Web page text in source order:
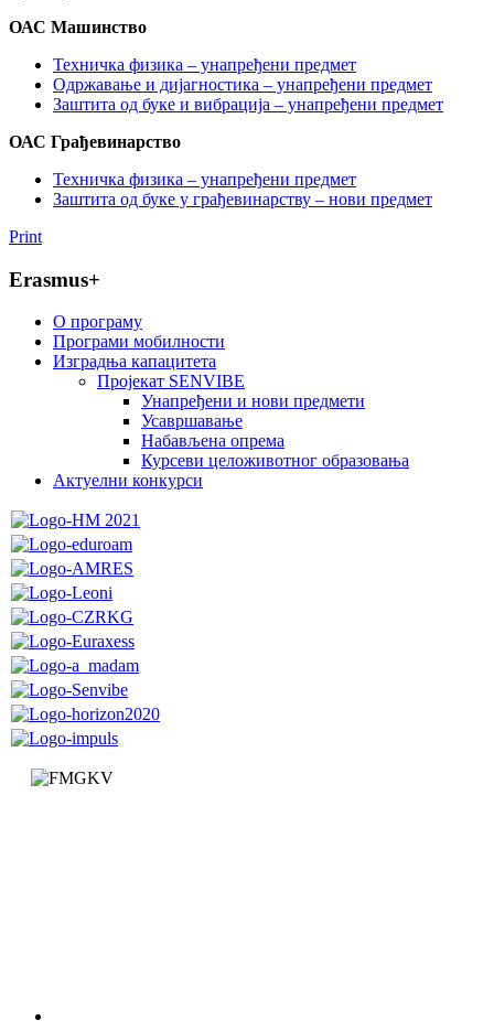
ОАС Машинство
Техничка физика – унапређени предмет
Одржавање и дијагностика – унапређени предмет
Заштита од буке и вибрација – унапређени предмет
ОАС Грађевинарствo
Техничка физика – унапређени предмет
Заштита од буке у грађевинарству – нови предмет
Print
Erasmus+
O програму
Програми мобилности
Изградња капацитета
Пројекат SENVIBE
Унапређени и нови предмети
Усавршавање
Набављена опрема
Курсеви целоживотног образовања
Актуелни конкурси